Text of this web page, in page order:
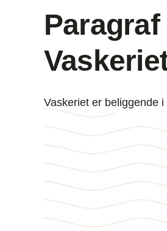
Paragraf
Vaskeriet er beliggende